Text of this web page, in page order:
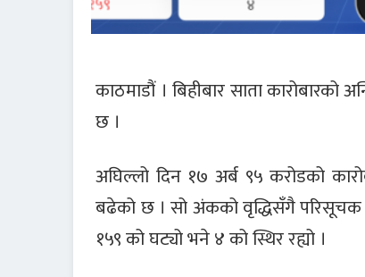
काठमाडौं । बिहीबार साता
छ ।
अघिल्लो दिन १७ अर्ब ९५ करोडको
बढेको छ । सो अंकको वृद्धिसँगै
१५९ को घट्यो भने ४ को स्थिर रह्यो ।